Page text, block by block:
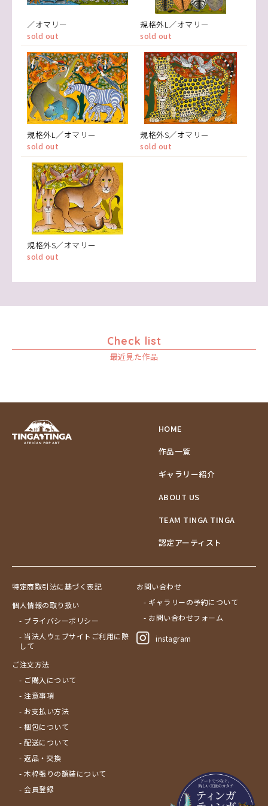
／オマリー
sold out
規格外L／オマリー
sold out
規格外L／オマリー
sold out
規格外S／オマリー
sold out
規格外S／オマリー
sold out
Check list
最近見た作品
HOME
作品一覧
ギャラリー紹介
ABOUT US
TEAM TINGA TINGA
認定アーティスト
特定商取引法に基づく表記
個人情報の取り扱い
- プライバシーポリシー
- 当法人ウェブサイトご利用に際
して
ご注文方法
- ご購入について
- 注意事項
- お支払い方法
- 梱包について
- 配送について
- 返品・交換
- 木枠張りの額装について
- 会員登録
お問い合わせ
- ギャラリーの予約について
- お問い合わせフォーム
instagram